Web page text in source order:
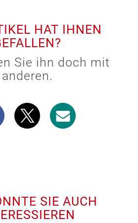
HAT IHNEN
Sie ihn doch mit
anderen.
SIE AUCH